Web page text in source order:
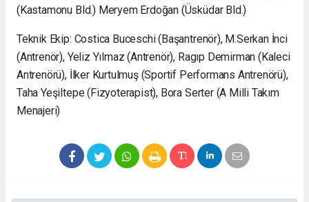
(Kastamonu Bld.) Meryem Erdoğan (Üsküdar Bld.)
Teknik Ekip: Costica Buceschi (Başantrenör), M.Serkan İnci
(Antrenör), Yeliz Yılmaz (Antrenör), Ragıp Demirman (Kaleci
Antrenörü), İlker Kurtulmuş (Sportif Performans Antrenörü),
Taha Yeşiltepe (Fizyoterapist), Bora Serter (A Milli Takım
Menajeri)